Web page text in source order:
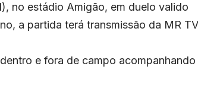
no estádio Amigão, em duelo valido
a partida terá transmissão da MR TV
e fora de campo